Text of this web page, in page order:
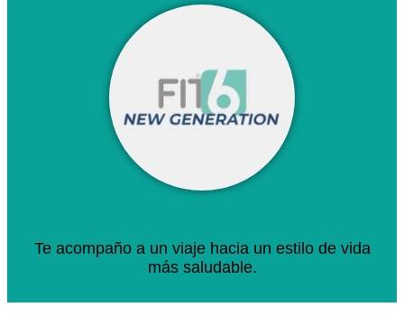
Te acompaño a un viaje hacia un estilo de vida
más saludable.